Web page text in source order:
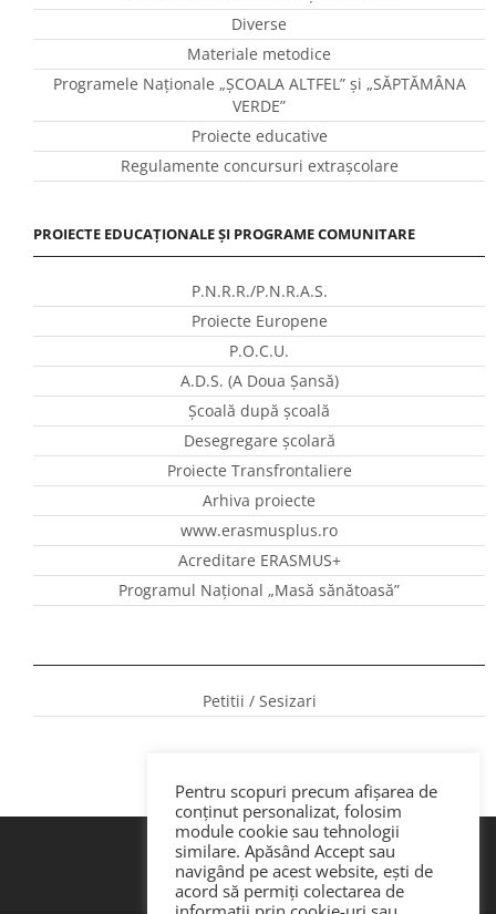
Diverse
Materiale metodice
Programele Naţionale „ŞCOALA ALTFEL” și „SĂPTĂMÂNA
VERDE”
Proiecte educative
Regulamente concursuri extraşcolare
PROIECTE EDUCAȚIONALE ȘI PROGRAME COMUNITARE
P.N.R.R./P.N.R.A.S.
Proiecte Europene
P.O.C.U.
A.D.S. (A Doua Șansă)
Școală după școală
Desegregare școlară
Proiecte Transfrontaliere
Arhiva proiecte
www.erasmusplus.ro
Acreditare ERASMUS+
Programul Național „Masă sănătoasă”
Petitii / Sesizari
Pentru scopuri precum afișarea de
conținut personalizat, folosim
module cookie sau tehnologii
similare. Apăsând Accept sau
navigând pe acest website, ești de
acord să permiți colectarea de